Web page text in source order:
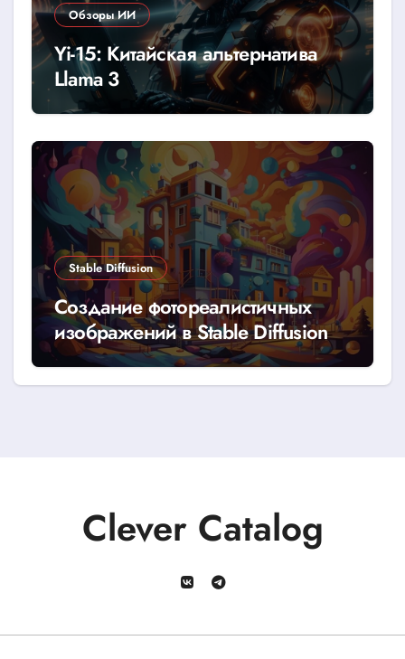
Обзоры ИИ
Yi-15: Китайская альтернатива
Llama 3
Stable Diffusion
Создание фотореалистичных
изображений в Stable Diffusion
Clever Catalog